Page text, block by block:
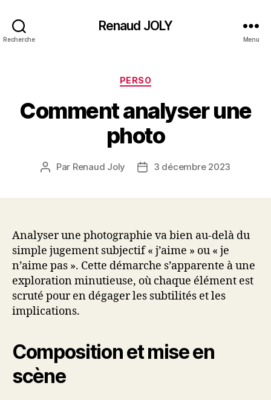
Recherche
Renaud JOLY
Menu
Catégories
PERSO
Comment analyser une
photo
Auteur
Par Renaud Joly
Date3 décembre 2023
Analyser une photographie va bien au-delà du
simple jugement subjectif « j’aime » ou « je
n’aime pas ». Cette démarche s’apparente à une
exploration minutieuse, où chaque élément est
scruté pour en dégager les subtilités et les
implications.
Composition et mise en
scène